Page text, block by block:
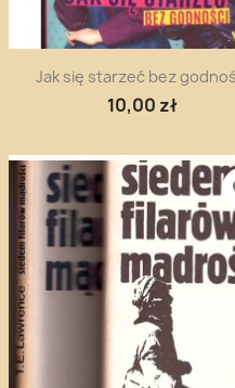
Szybki podgląd
Jak się starzeć bez
10,00 zł